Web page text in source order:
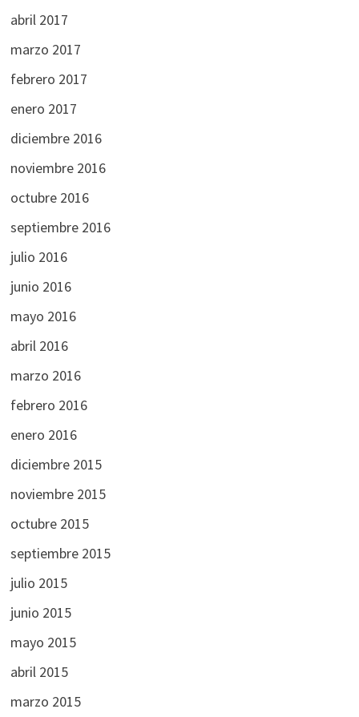
abril 2017
marzo 2017
febrero 2017
enero 2017
diciembre 2016
noviembre 2016
octubre 2016
septiembre 2016
julio 2016
junio 2016
mayo 2016
abril 2016
marzo 2016
febrero 2016
enero 2016
diciembre 2015
noviembre 2015
octubre 2015
septiembre 2015
julio 2015
junio 2015
mayo 2015
abril 2015
marzo 2015